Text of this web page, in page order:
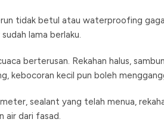
tidak betul atau waterproofing
lama berlaku.
berterusan. Rekahan halus,
kebocoran kecil pun boleh
sealant yang telah menua,
air dari fasad.